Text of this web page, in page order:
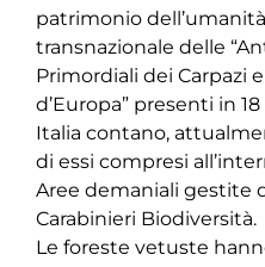
patrimonio
transnazionale delle
Primordiali dei Carpazi
d’Europa” presenti in
Italia contano,
di essi compresi
Aree demaniali gestite
Carabinieri Biodiversità.
Le foreste vetuste